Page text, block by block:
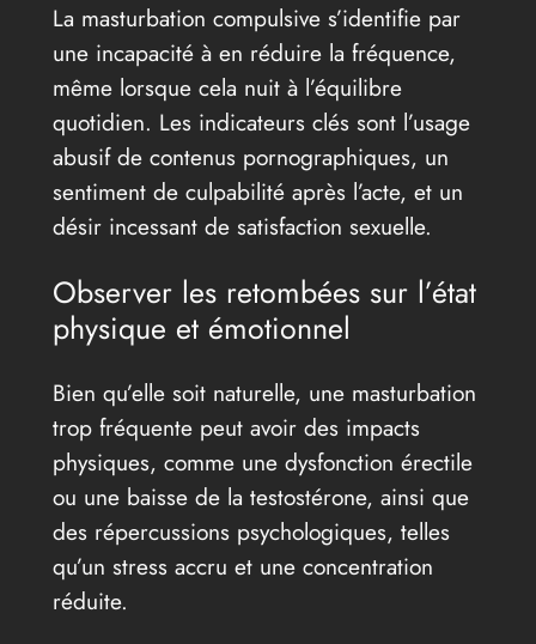
La masturbation compulsive s’identifie par
une incapacité à en réduire la fréquence,
même lorsque cela nuit à l’équilibre
quotidien. Les indicateurs clés sont l’usage
abusif de contenus pornographiques, un
sentiment de culpabilité après l’acte, et un
désir incessant de satisfaction sexuelle.
Observer les retombées sur l’état
physique et émotionnel
Bien qu’elle soit naturelle, une masturbation
trop fréquente peut avoir des impacts
physiques, comme une dysfonction érectile
ou une baisse de la testostérone, ainsi que
des répercussions psychologiques, telles
qu’un stress accru et une concentration
réduite.